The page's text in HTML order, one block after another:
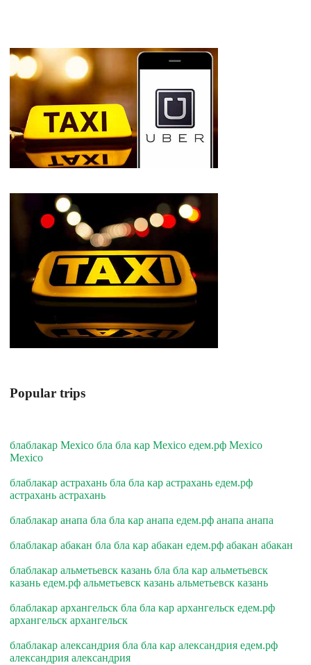
Popular trips
блаблакар Mexico бла бла кар Mexico едем.рф Mexico
Mexico
блаблакар астрахань бла бла кар астрахань едем.рф
астрахань астрахань
блаблакар анапа бла бла кар анапа едем.рф анапа анапа
блаблакар абакан бла бла кар абакан едем.рф абакан абакан
блаблакар альметьевск казань бла бла кар альметьевск
казань едем.рф альметьевск казань альметьевск казань
блаблакар архангельск бла бла кар архангельск едем.рф
архангельск архангельск
блаблакар александрия бла бла кар александрия едем.рф
александрия александрия